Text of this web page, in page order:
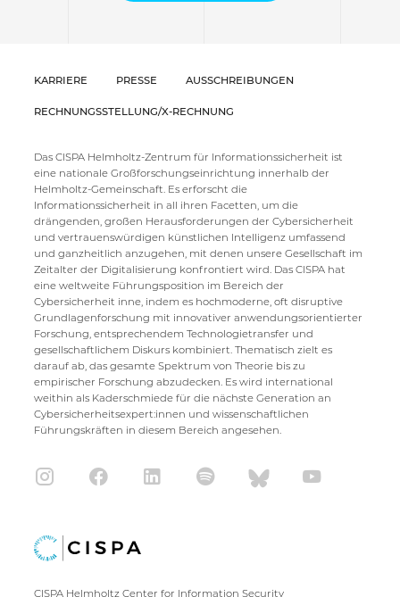
KARRIERE PRESSE AUSSCHREIBUNGEN
RECHNUNGSSTELLUNG/X-RECHNUNG
Das CISPA Helmholtz-Zentrum für Informationssicherheit ist
eine nationale Großforschungseinrichtung innerhalb der
Helmholtz-Gemeinschaft. Es erforscht die
Informationssicherheit in all ihren Facetten, um die
drängenden, großen Herausforderungen der Cybersicherheit
und vertrauenswürdigen künstlichen Intelligenz umfassend
und ganzheitlich anzugehen, mit denen unsere Gesellschaft im
Zeitalter der Digitalisierung konfrontiert wird. Das CISPA hat
eine weltweite Führungsposition im Bereich der
Cybersicherheit inne, indem es hochmoderne, oft disruptive
Grundlagenforschung mit innovativer anwendungsorientierter
Forschung, entsprechendem Technologietransfer und
gesellschaftlichem Diskurs kombiniert. Thematisch zielt es
darauf ab, das gesamte Spektrum von Theorie bis zu
empirischer Forschung abzudecken. Es wird international
weithin als Kaderschmiede für die nächste Generation an
Cybersicherheitsexpert:innen und wissenschaftlichen
Führungskräften in diesem Bereich angesehen.
CISPA Helmholtz Center for Information Security